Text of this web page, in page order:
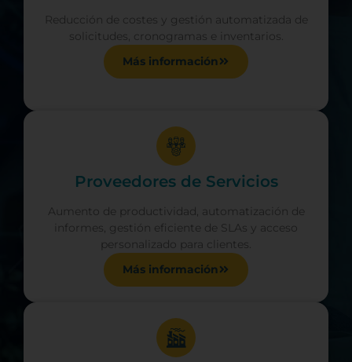
Reducción de costes y gestión automatizada de
solicitudes, cronogramas e inventarios.
Más información
Proveedores de Servicios
Aumento de productividad, automatización de
informes, gestión eficiente de SLAs y acceso
personalizado para clientes.
Más información